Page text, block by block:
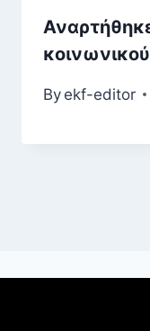
By ekf-editor